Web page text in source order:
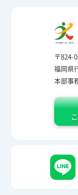
〒824-
福岡県
本部事